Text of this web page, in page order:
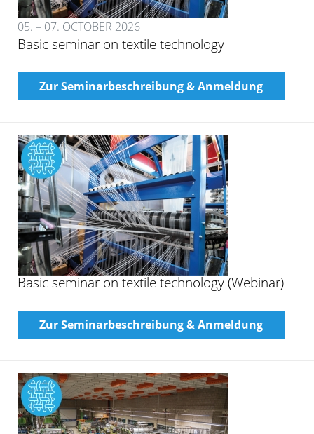
05. – 07. OCTOBER 2026
Basic seminar on textile technology
Zur Seminarbeschreibung & Anmeldung
Basic seminar on textile technology (Webinar)
Zur Seminarbeschreibung & Anmeldung